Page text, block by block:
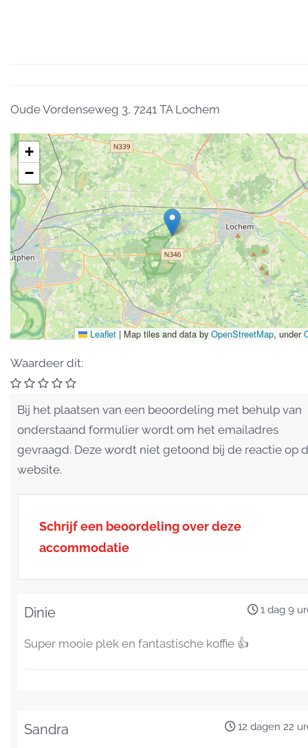
Oude Vordenseweg 3, 7241 TA Lochem
+
−
Leaflet | Map tiles and data by OpenStreetMap, under
Waardeer dit:
Bij het plaatsen van een beoordeling met behulp van
onderstaand formulier wordt om het emailadres
gevraagd. Deze wordt niet getoond bij de reactie op
website.
Schrijf een beoordeling over deze
accommodatie
Dinie 1 dag 9
Super mooie plek en fantastische koffie 👍
Sandra 12 dagen 22